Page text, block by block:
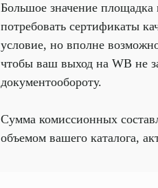
Большое значение площадка
потребовать сертификаты
условие, но вполне
чтобы ваш выход на WB не
документообороту.
Сумма комиссионных
объемом вашего каталога,